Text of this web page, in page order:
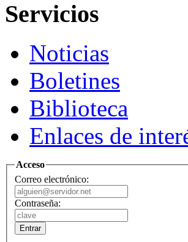
Servicios
Noticias
Boletines
Biblioteca
Enlaces de
Acceso
Correo electrónico:
Contraseña: